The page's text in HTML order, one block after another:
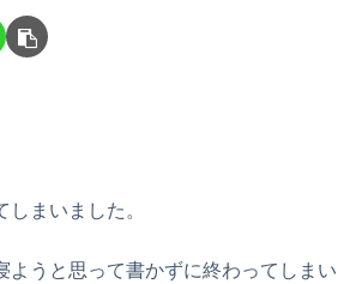
まいました。
ようと思って書かずに終わってしまい